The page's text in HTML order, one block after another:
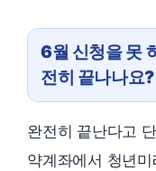
6월 신청을 못
전히 끝나나요?
완전히 끝난다고
약계좌에서 청년